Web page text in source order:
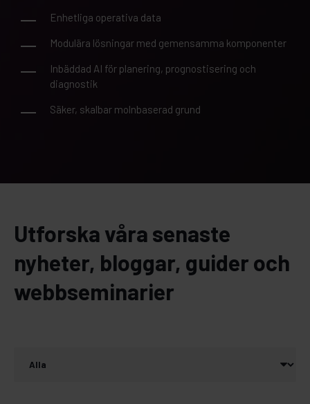
Enhetliga operativa data
Modulära lösningar med gemensamma komponenter
Inbäddad AI för planering, prognostisering och
diagnostik
Säker, skalbar molnbaserad grund
Utforska våra senaste
nyheter, bloggar, guider och
webbseminarier